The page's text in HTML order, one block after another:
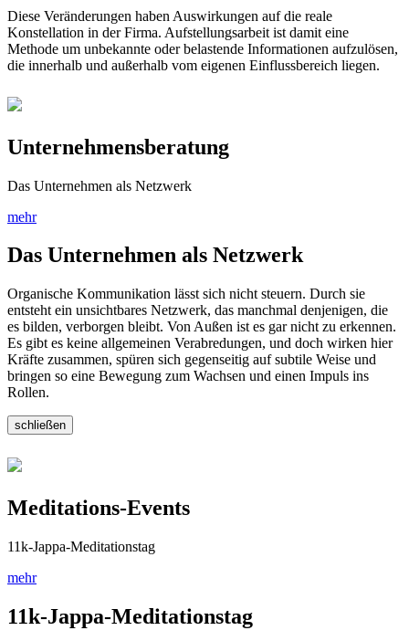
Diese Veränderungen haben Auswirkungen auf die reale
Konstellation in der Firma. Aufstellungsarbeit ist damit eine
Methode um unbekannte oder belastende Informationen aufzulösen,
die innerhalb und außerhalb vom eigenen Einflussbereich liegen.
Unternehmensberatung
Das Unternehmen als Netzwerk
mehr
Das Unternehmen als Netzwerk
Organische Kommunikation lässt sich nicht steuern. Durch sie
entsteht ein unsichtbares Netzwerk, das manchmal denjenigen, die
es bilden, verborgen bleibt. Von Außen ist es gar nicht zu erkennen.
Es gibt es keine allgemeinen Verabredungen, und doch wirken hier
Kräfte zusammen, spüren sich gegenseitig auf subtile Weise und
bringen so eine Bewegung zum Wachsen und einen Impuls ins
Rollen.
schließen
Meditations-Events
11k-Jappa-Meditationstag
mehr
11k-Jappa-Meditationstag